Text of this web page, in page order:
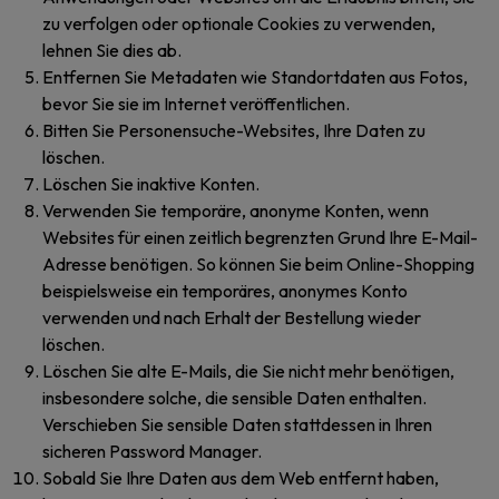
zu verfolgen oder optionale Cookies zu verwenden,
lehnen Sie dies ab.
Entfernen Sie Metadaten wie Standortdaten aus Fotos,
bevor Sie sie im Internet veröffentlichen.
Bitten Sie Personensuche-Websites, Ihre Daten zu
löschen.
Löschen Sie inaktive Konten.
Verwenden Sie temporäre, anonyme Konten, wenn
Websites für einen zeitlich begrenzten Grund Ihre E-Mail-
Adresse benötigen. So können Sie beim Online-Shopping
beispielsweise ein temporäres, anonymes Konto
verwenden und nach Erhalt der Bestellung wieder
löschen.
Löschen Sie alte E-Mails, die Sie nicht mehr benötigen,
insbesondere solche, die sensible Daten enthalten.
Verschieben Sie sensible Daten stattdessen in Ihren
sicheren Password Manager.
Sobald Sie Ihre Daten aus dem Web entfernt haben,